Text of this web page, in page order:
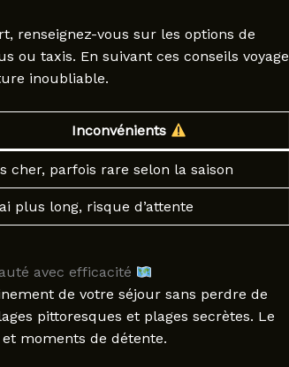
renseignez-vous sur les options de
ou taxis. En suivant ces conseils voyage
inoubliable.
Inconvénients
cher, parfois rare selon la saison
plus long, risque d’attente
avec efficacité
de votre séjour sans perdre de
pittoresques et plages secrètes. Le
moments de détente.